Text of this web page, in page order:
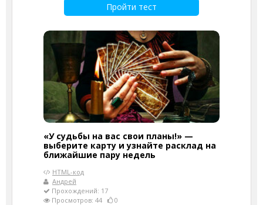
Пройти тест
«У судьбы на вас свои планы!» —
выберите карту и узнайте расклад на
ближайшие пару недель
HTML-код
Андрей
Прохождений: 17
Просмотров: 44
0